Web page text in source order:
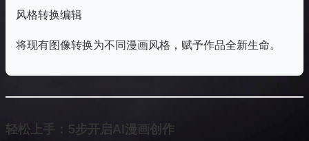
风格转换编辑
将现有图像转换为不同漫画风格，赋予作品全新生命。
轻松上手：5步开启AI漫画创作